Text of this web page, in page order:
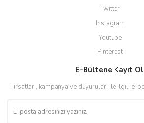
Twitter
Instagram
Youtube
Pinterest
E-Bültene Kayıt
Fırsatları, kampanya ve duyuruları ile ilgili e-